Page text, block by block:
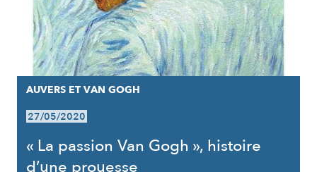
AUVERS ET VAN GOGH
27/05/2020
« La passion Van Gogh », histoire
d’une prouesse